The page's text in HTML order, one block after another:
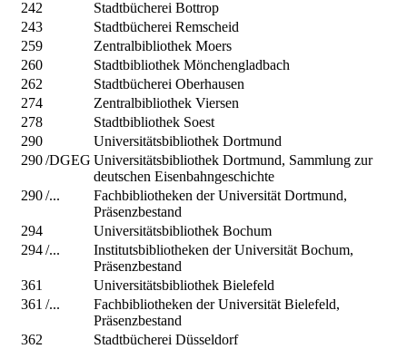
242
Stadtbücherei Bottrop
243
Stadtbücherei Remscheid
259
Zentralbibliothek Moers
260
Stadtbibliothek Mönchengladbach
262
Stadtbücherei Oberhausen
274
Zentralbibliothek Viersen
278
Stadtbibliothek Soest
290
Universitätsbibliothek Dortmund
290/DGEG Universitätsbibliothek Dortmund, Sammlung zur
deutschen Eisenbahngeschichte
290/...
Fachbibliotheken der Universität Dortmund,
Präsenzbestand
294
Universitätsbibliothek Bochum
294/...
Institutsbibliotheken der Universität Bochum,
Präsenzbestand
361
Universitätsbibliothek Bielefeld
361 /...
Fachbibliotheken der Universität Bielefeld,
Präsenzbestand
362
Stadtbücherei Düsseldorf